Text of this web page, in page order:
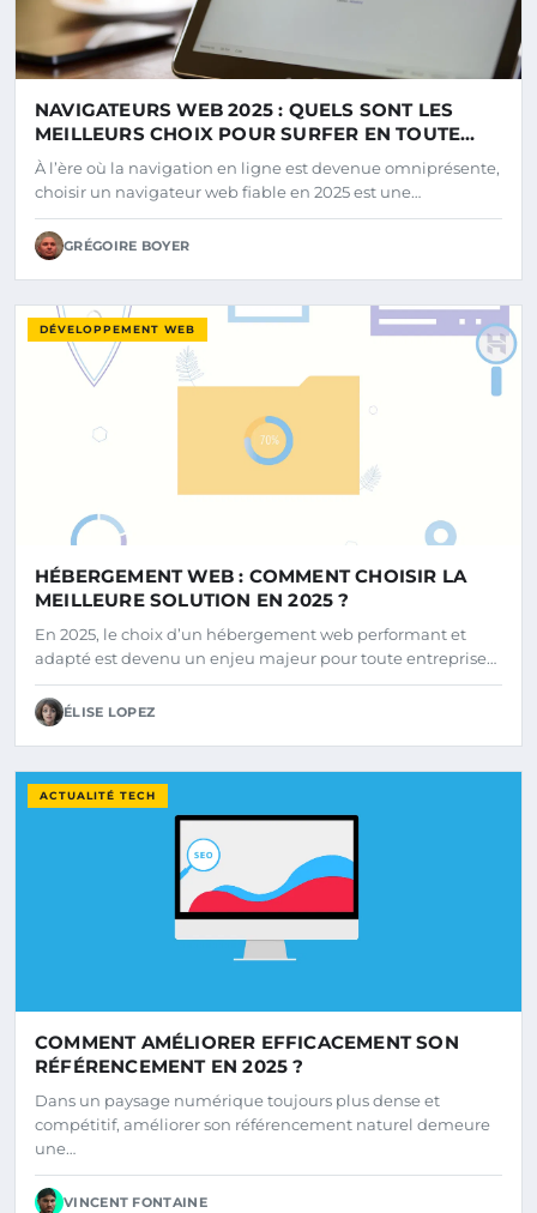
NAVIGATEURS WEB 2025 : QUELS SONT LES
MEILLEURS CHOIX POUR SURFER EN TOUTE
SÉCURITÉ ?
À l’ère où la navigation en ligne est devenue omniprésente,
choisir un navigateur web fiable en 2025 est une…
GRÉGOIRE BOYER
DÉVELOPPEMENT WEB
HÉBERGEMENT WEB : COMMENT CHOISIR LA
MEILLEURE SOLUTION EN 2025 ?
En 2025, le choix d’un hébergement web performant et
adapté est devenu un enjeu majeur pour toute entreprise…
ÉLISE LOPEZ
ACTUALITÉ TECH
COMMENT AMÉLIORER EFFICACEMENT SON
RÉFÉRENCEMENT EN 2025 ?
Dans un paysage numérique toujours plus dense et
compétitif, améliorer son référencement naturel demeure
une…
VINCENT FONTAINE